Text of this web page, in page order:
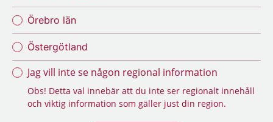
Örebro län
Östergötland
Jag vill inte se någon regional information
Obs! Detta val innebär att du inte ser regionalt innehåll
och viktig information som gäller just din region.